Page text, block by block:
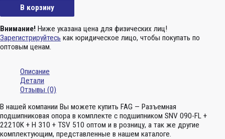
В корзину
Внимание! Ниже указана цена для физических лиц!
Зарегистрируйтесь как юридическое лицо, чтобы покупать по
оптовым ценам.
Описание
Детали
Отзывы (0)
В нашей компании Вы можете купить FAG — Разъемная
подшипниковая опора в комплекте с подшипником SNV 090-FL +
22210K + H 310 + TSV 510 оптом и в розницу, а так же другие
комплектующим, представленные в нашем каталоге.